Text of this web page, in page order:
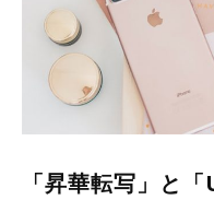
「昇華転写」と